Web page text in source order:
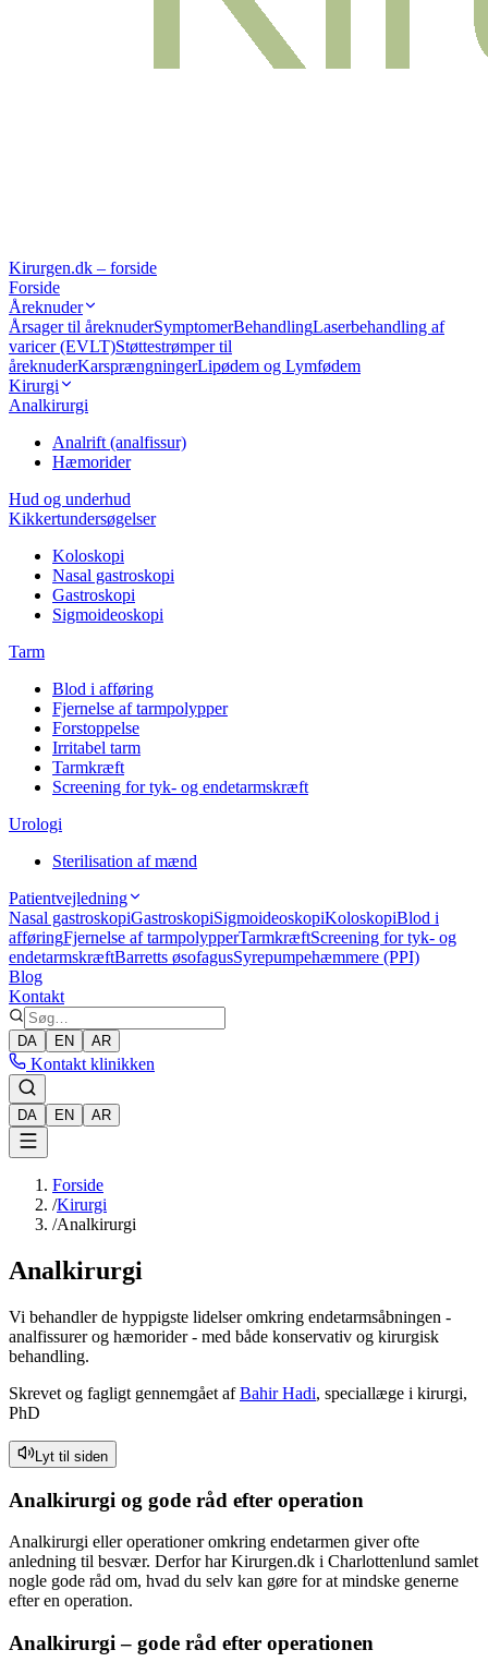
Kirurgen.dk – forside
Forside
Åreknuder
Årsager til åreknuderSymptomerBehandlingLaserbehandling af
varicer (EVLT)Støttestrømper til
åreknuderKarsprængningerLipødem og Lymfødem
Kirurgi
Analkirurgi
Analrift (analfissur)
Hæmorider
Hud og underhud
Kikkertundersøgelser
Koloskopi
Nasal gastroskopi
Gastroskopi
Sigmoideoskopi
Tarm
Blod i afføring
Fjernelse af tarmpolypper
Forstoppelse
Irritabel tarm
Tarmkræft
Screening for tyk- og endetarmskræft
Urologi
Sterilisation af mænd
Patientvejledning
Nasal gastroskopiGastroskopiSigmoideoskopiKoloskopiBlod i
afføringFjernelse af tarmpolypperTarmkræftScreening for tyk- og
endetarmskræftBarretts øsofagusSyrepumpehæmmere (PPI)
Blog
Kontakt
DA EN AR
Kontakt klinikken
DA EN AR
Forside
/Kirurgi
/Analkirurgi
Analkirurgi
Vi behandler de hyppigste lidelser omkring endetarmsåbningen -
analfissurer og hæmorider - med både konservativ og kirurgisk
behandling.
Skrevet og fagligt gennemgået afBahir Hadi, speciallæge i kirurgi,
PhD
Lyt til siden
Analkirurgi og gode råd efter operation
Analkirurgi eller operationer omkring endetarmen giver ofte
anledning til besvær. Derfor har Kirurgen.dk i Charlottenlund samlet
nogle gode råd om, hvad du selv kan gøre for at mindske generne
efter en operation.
Analkirurgi – gode råd efter operationen